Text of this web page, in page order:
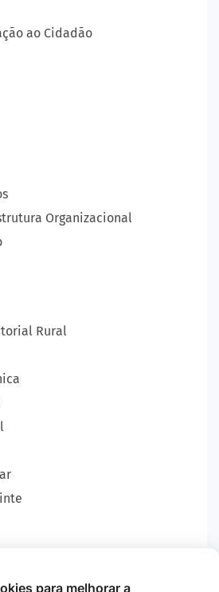
ao Cidadão
Organizacional
Rural
para melhorar a